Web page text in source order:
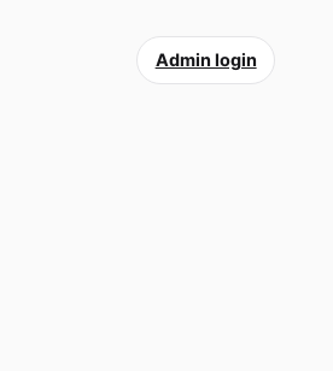
Admin login